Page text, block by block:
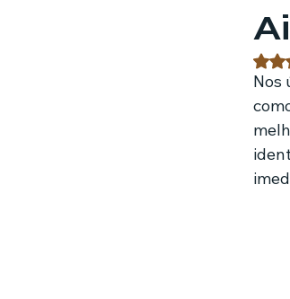
Estratégias de
Jardinagem
Nos